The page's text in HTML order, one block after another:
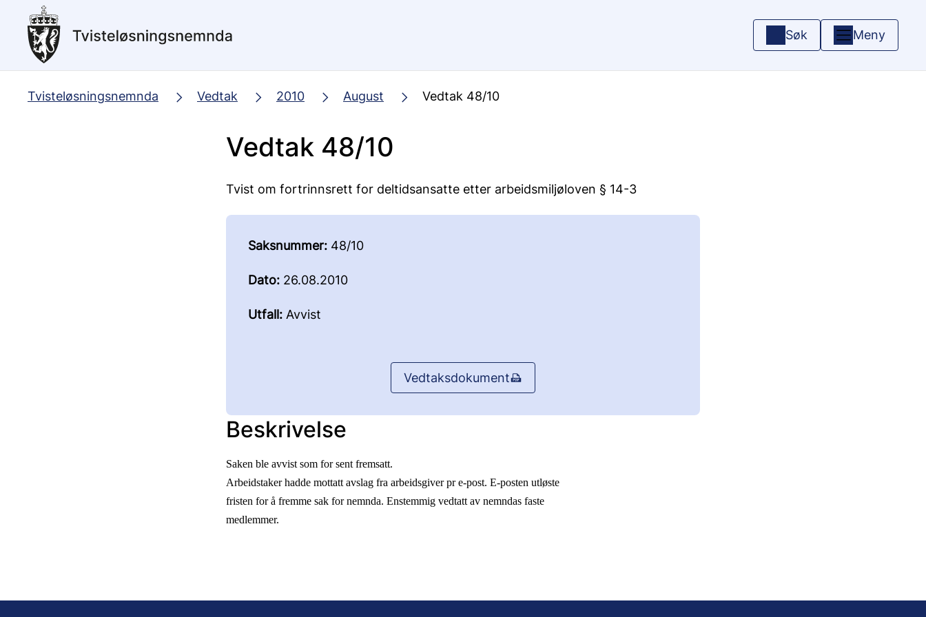
hovedinnhold
Søk Meny
Tvisteløsningsnemnda Vedtak 2010 August Vedtak 48/10
Vedtak 48/10
Tvist om fortrinnsrett for deltidsansatte etter arbeidsmiljøloven § 14-3
Saksnummer: 48/10
Dato: 26.08.2010
Utfall: Avvist
Vedtaksdokument
Beskrivelse
Saken ble avvist som for sent fremsatt.
Arbeidstaker hadde mottatt avslag fra arbeidsgiver pr e-post. E-posten utløste
fristen for å fremme sak for nemnda. Enstemmig vedtatt av nemndas faste
medlemmer.